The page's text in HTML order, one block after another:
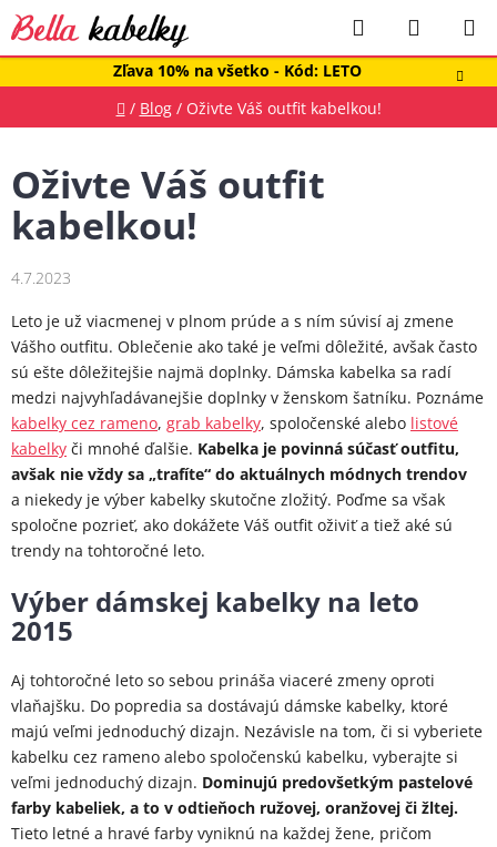
Prejsť
na
obsah
Zľava 10% na všetko - Kód: LETO
Hľadať
KOŠÍK
Domov
/ Blog / Oživte Váš outfit kabelkou!
Oživte Váš outfit
kabelkou!
4.7.2023
Leto je už viacmenej v plnom prúde a s ním súvisí aj zmene
Vášho outfitu. Oblečenie ako také je veľmi dôležité, avšak často
sú ešte dôležitejšie najmä doplnky. Dámska kabelka sa radí
medzi najvyhľadávanejšie doplnky v ženskom šatníku. Poznáme
kabelky cez rameno, grab kabelky, spoločenské alebo listové
kabelky či mnohé ďalšie. Kabelka je povinná súčasť outfitu,
avšak nie vždy sa „trafíte“ do aktuálnych módnych trendov
a niekedy je výber kabelky skutočne zložitý. Poďme sa však
spoločne pozrieť, ako dokážete Váš outfit oživiť a tiež aké sú
trendy na tohtoročné leto.
Výber dámskej kabelky na leto
2015
Aj tohtoročné leto so sebou prináša viaceré zmeny oproti
vlaňajšku. Do popredia sa dostávajú dámske kabelky, ktoré
majú veľmi jednoduchý dizajn. Nezávisle na tom, či si vyberiete
kabelku cez rameno alebo spoločenskú kabelku, vyberajte si
veľmi jednoduchý dizajn. Dominujú predovšetkým pastelové
farby kabeliek, a to v odtieňoch ružovej, oranžovej či žltej.
Tieto letné a hravé farby vyniknú na každej žene, pričom